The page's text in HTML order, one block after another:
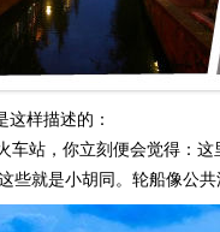
样描述的：
站，你立刻便会觉得：这
些就是小胡同。轮船像公